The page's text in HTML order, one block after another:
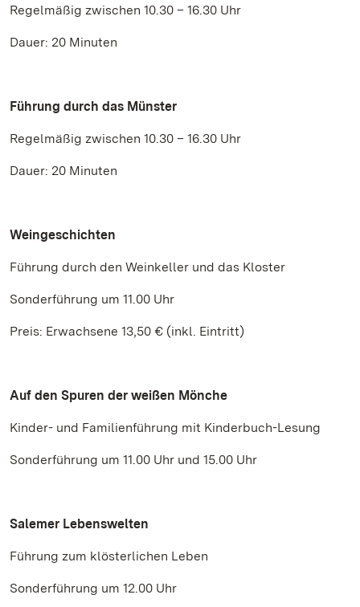
Regelmäßig zwischen 10.30 – 16.30 Uhr
Dauer: 20 Minuten
Führung durch das Münster
Regelmäßig zwischen 10.30 – 16.30 Uhr
Dauer: 20 Minuten
Weingeschichten
Führung durch den Weinkeller und das Kloster
Sonderführung um 11.00 Uhr
Preis: Erwachsene 13,50 € (inkl. Eintritt)
Auf den Spuren der weißen Mönche
Kinder- und Familienführung mit Kinderbuch-Lesung
Sonderführung um 11.00 Uhr und 15.00 Uhr
Salemer Lebenswelten
Führung zum klösterlichen Leben
Sonderführung um 12.00 Uhr